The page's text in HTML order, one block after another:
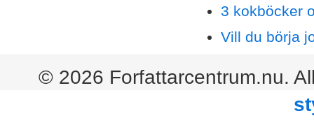
3 kokböcker
Vill du börja
© 2026 Forfattarcentrum.nu.